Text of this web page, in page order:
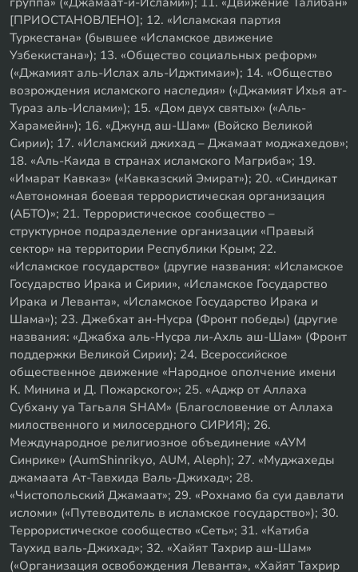
[ПРИОСТАНОВЛЕНО]; 12. «Исламская партия
Туркестана» (бывшее «Исламское движение
Узбекистана»); 13. «Общество социальных реформ»
(«Джамият аль-Ислах аль-Иджтимаи»); 14. «Общество
возрождения исламского наследия» («Джамият Ихья ат-
Тураз аль-Ислами»); 15. «Дом двух святых» («Аль-
Харамейн»); 16. «Джунд аш-Шам» (Войско Великой
Сирии); 17. «Исламский джихад – Джамаат моджахедов»;
18. «Аль-Каида в странах исламского Магриба»; 19.
«Имарат Кавказ» («Кавказский Эмират»); 20. «Синдикат
«Автономная боевая террористическая организация
(АБТО)»; 21. Террористическое сообщество –
структурное подразделение организации «Правый
сектор» на территории Республики Крым; 22.
«Исламское государство» (другие названия: «Исламское
Государство Ирака и Сирии», «Исламское Государство
Ирака и Леванта», «Исламское Государство Ирака и
Шама»); 23. Джебхат ан-Нусра (Фронт победы) (другие
названия: «Джабха аль-Нусра ли-Ахль аш-Шам» (Фронт
поддержки Великой Сирии); 24. Всероссийское
общественное движение «Народное ополчение имени
К. Минина и Д. Пожарского»; 25. «Аджр от Аллаха
Субхану уа Тагьаля SHAM» (Благословение от Аллаха
милоственного и милосердного СИРИЯ); 26.
Международное религиозное объединение «АУМ
Синрике» (AumShinrikyo, AUM, Aleph); 27. «Муджахеды
джамаата Ат-Тавхида Валь-Джихад»; 28.
«Чистопольский Джамаат»; 29. «Рохнамо ба суи давлати
исломи» («Путеводитель в исламское государство»); 30.
Террористическое сообщество «Сеть»; 31. «Катиба
Таухид валь-Джихад»; 32. «Хайят Тахрир аш-Шам»
(«Организация освобождения Леванта», «Хайят Тахрир